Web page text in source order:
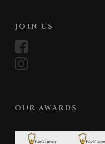
JOIN US
OUR AWARDS